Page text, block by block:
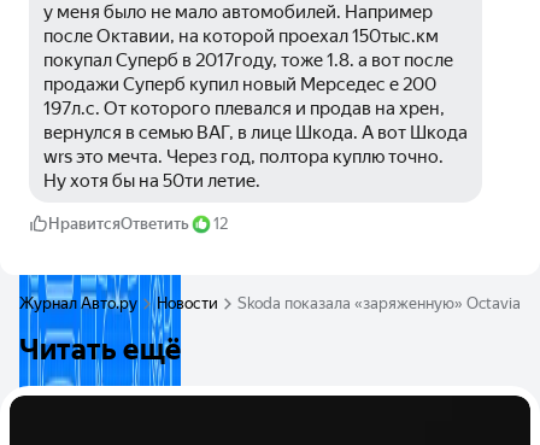
у меня было не мало автомобилей. Например
после Октавии, на которой проехал 150тыс.км
покупал Суперб в 2017году, тоже 1.8. а вот после
продажи Суперб купил новый Мерседес е 200
197л.с. От которого плевался и продав на хрен,
вернулся в семью ВАГ, в лице Шкода. А вот Шкода
wrs это мечта. Через год, полтора куплю точно.
Ну хотя бы на 50ти летие.
НравитсяОтветить 12
Журнал Авто.ру Новости Skoda показала «заряженную» Octavia
Читать ещё